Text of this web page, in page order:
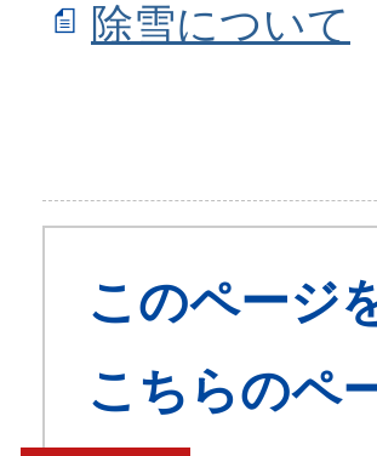
除雪について
このページ
こちらのペ